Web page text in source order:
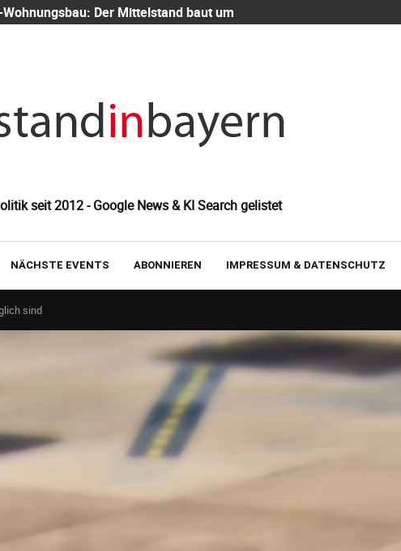
Der Mittelstand baut um
seit 2012 - Google News & KI Search gelistet
NÄCHSTE EVENTS ABONNIEREN IMPRESSUM & DATENSCHUTZ
sind